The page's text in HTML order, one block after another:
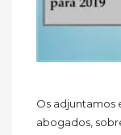
Os adjuntamos
abogados,